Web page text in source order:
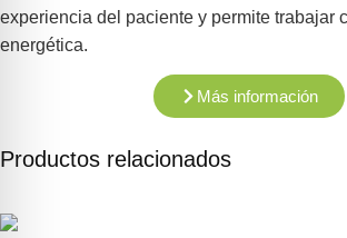
experiencia del paciente y permite trabajar
energética.
Más información
Productos relacionados